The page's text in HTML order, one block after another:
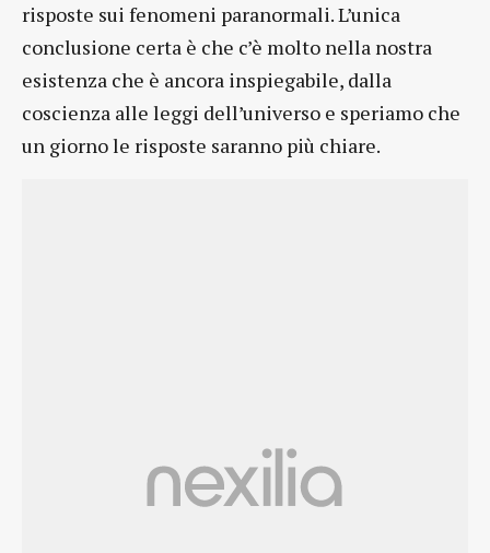
risposte sui fenomeni paranormali. L’unica
conclusione certa è che c’è molto nella nostra
esistenza che è ancora inspiegabile, dalla
coscienza alle leggi dell’universo e speriamo che
un giorno le risposte saranno più chiare.